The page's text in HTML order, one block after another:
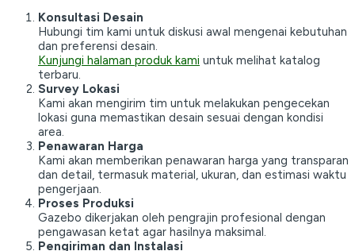
Konsultasi Desain
Hubungi tim kami untuk diskusi awal mengenai kebutuhan
dan preferensi desain.
Kunjungi halaman produk kami untuk melihat katalog
terbaru.
Survey Lokasi
Kami akan mengirim tim untuk melakukan pengecekan
lokasi guna memastikan desain sesuai dengan kondisi
area.
Penawaran Harga
Kami akan memberikan penawaran harga yang transparan
dan detail, termasuk material, ukuran, dan estimasi waktu
pengerjaan.
Proses Produksi
Gazebo dikerjakan oleh pengrajin profesional dengan
pengawasan ketat agar hasilnya maksimal.
Pengiriman dan Instalasi